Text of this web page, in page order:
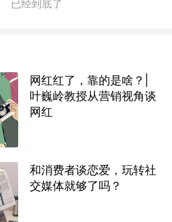
已经到底了
网红红了，靠的是啥？|
叶巍岭教授从营销视角谈
网红
和消费者谈恋爱，玩转社
交媒体就够了吗？